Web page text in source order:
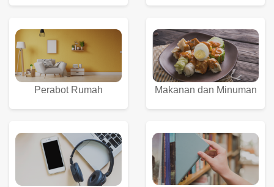
Perabot Rumah Makanan dan Minuman